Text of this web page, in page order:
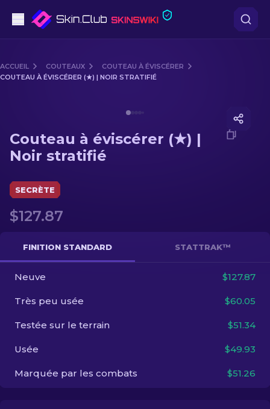
Milieu de gamme
Fusils de Précision
Gants
Autre
FR
ACCUEIL COUTEAUX
COUTEAU À ÉVISCÉRER
COUTEAU À ÉVISCÉRER (★) | NOIR STRATIFIÉ
Couteau à éviscérer (★) |
Noir stratifié
SECRÈTE
$127.87
FINITION STANDARD STATTRAK™
Neuve $127.87
Très peu usée $60.05
Testée sur le terrain $51.34
Usée $49.93
Marquée par les combats $51.26